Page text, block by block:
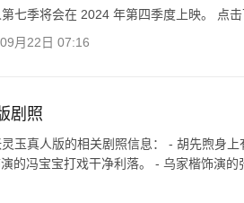
七季将会在 2024 年第四季度上映。 点
月22日 07:16
剧照
玉真人版的相关剧照信息： - 胡先煦身
的冯宝宝打戏干净利落。 - 乌家楷饰演